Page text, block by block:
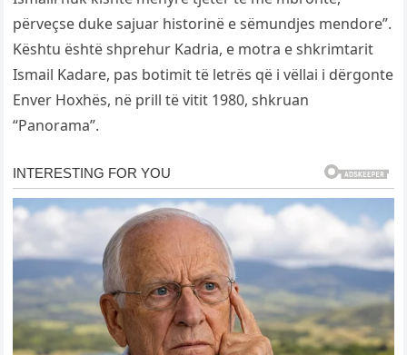
përveçse duke sajuar historinë e sëmundjes mendore”.
Kështu është shprehur Kadria, e motra e shkrimtarit
Ismail Kadare, pas botimit të letrës që i vëllai i dërgonte
Enver Hoxhës, në prill të vitit 1980, shkruan
“Panorama”.